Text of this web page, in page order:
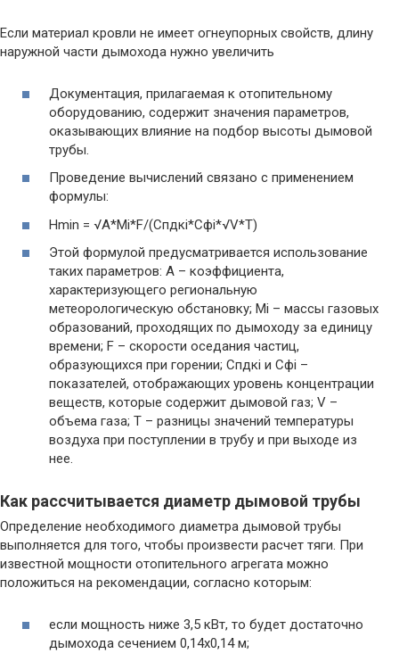
Если материал кровли не имеет огнеупорных свойств, длину
наружной части дымохода нужно увеличить
Документация, прилагаемая к отопительному
оборудованию, содержит значения параметров,
оказывающих влияние на подбор высоты дымовой
трубы.
Проведение вычислений связано с применением
формулы:
Hmin = √A*Mi*F/(Спдкі*Сфі*√V*T)
Этой формулой предусматривается использование
таких параметров: A – коэффициента,
характеризующего региональную
метеорологическую обстановку; Мi – массы газовых
образований, проходящих по дымоходу за единицу
времени; F – скорости оседания частиц,
образующихся при горении; Спдкi и Сфi –
показателей, отображающих уровень концентрации
веществ, которые содержит дымовой газ; V –
объема газа; T – разницы значений температуры
воздуха при поступлении в трубу и при выходе из
нее.
Как рассчитывается диаметр дымовой трубы
Определение необходимого диаметра дымовой трубы
выполняется для того, чтобы произвести расчет тяги. При
известной мощности отопительного агрегата можно
положиться на рекомендации, согласно которым:
если мощность ниже 3,5 кВт, то будет достаточно
дымохода сечением 0,14х0,14 м;